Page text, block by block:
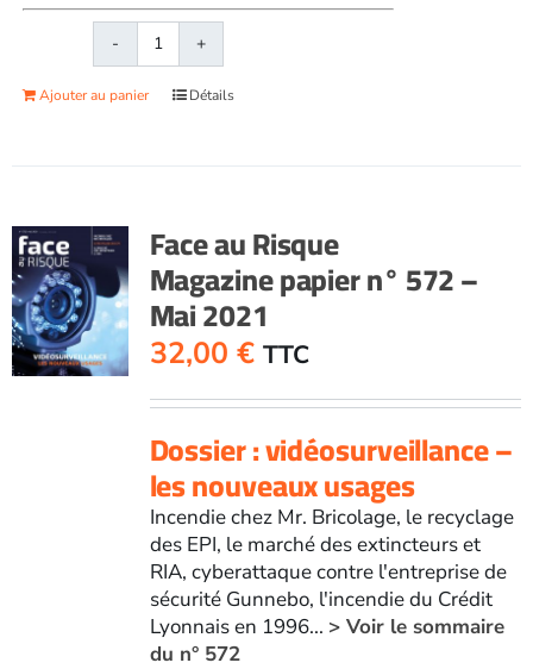
quantité
de
Face
593
-
Juin
2023
Ajouter au panier Détails
Face au Risque
Magazine papier n° 572 –
Mai 2021
32,00 € TTC
Dossier : vidéosurveillance –
les nouveaux usages
Incendie chez Mr. Bricolage, le recyclage
des EPI, le marché des extincteurs et
RIA, cyberattaque contre l'entreprise de
sécurité Gunnebo, l'incendie du Crédit
Lyonnais en 1996... > Voir le sommaire
du n° 572